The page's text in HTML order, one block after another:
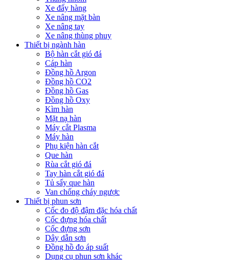
Xe đẩy hàng
Xe nâng mặt bàn
Xe nâng tay
Xe nâng thùng phuy
Thiết bị ngành hàn
Bộ hàn cắt gió đá
Cáp hàn
Đồng hồ Argon
Đồng hồ CO2
Đồng hồ Gas
Đồng hồ Oxy
Kìm hàn
Mặt nạ hàn
Máy cắt Plasma
Máy hàn
Phụ kiện hàn cắt
Que hàn
Rùa cắt gió đá
Tay hàn cắt gió đá
Tủ sấy que hàn
Van chống cháy ngược
Thiết bị phun sơn
Cốc đo độ đậm đặc hóa chất
Cốc đựng hóa chất
Cốc đựng sơn
Dây dẫn sơn
Đồng hồ đo áp suất
Dụng cụ phun sơn khác